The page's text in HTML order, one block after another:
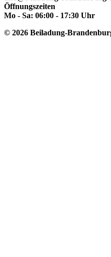
Öffnungszeiten
Mo - Sa: 06:00 - 17:30 Uhr
© 2026 Beiladung-